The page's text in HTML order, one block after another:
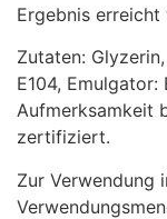
Ergebnis erreicht
Zutaten:
E104, Emulgator:
Aufmerksamkeit
zertifiziert.
Zur Verwendung